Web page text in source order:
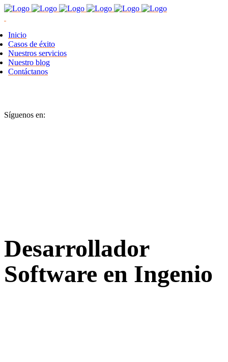
Inicio
Casos de éxito
Nuestros servicios
Nuestro blog
Contáctanos
Síguenos en:
Desarrollador
Software en Ingenio